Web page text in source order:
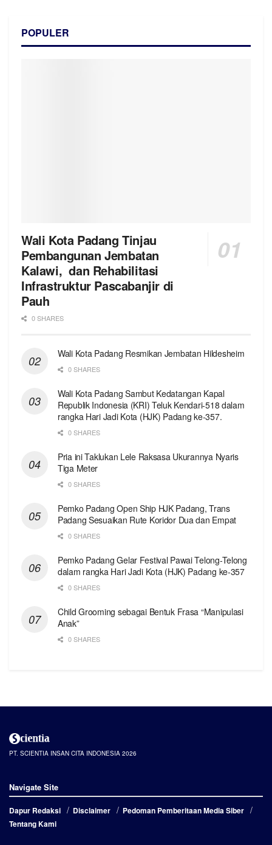
POPULER
Wali Kota Padang Tinjau
Pembangunan Jembatan
Kalawi, dan Rehabilitasi
Infrastruktur Pascabanjir di
Pauh
0 SHARES
Wali Kota Padang Resmikan Jembatan Hildesheim
0 SHARES
Wali Kota Padang Sambut Kedatangan Kapal
Republik Indonesia (KRI) Teluk Kendari-518 dalam
rangka Hari Jadi Kota (HJK) Padang ke-357.
0 SHARES
Pria ini Taklukan Lele Raksasa Ukurannya Nyaris
Tiga Meter
0 SHARES
Pemko Padang Open Ship HJK Padang, Trans
Padang Sesuaikan Rute Koridor Dua dan Empat
0 SHARES
Pemko Padang Gelar Festival Pawai Telong-Telong
dalam rangka Hari Jadi Kota (HJK) Padang ke-357
0 SHARES
Child Grooming sebagai Bentuk Frasa “Manipulasi
Anak”
0 SHARES
PT. SCIENTIA INSAN CITA INDONESIA 2026
Navigate Site
Dapur Redaksi Disclaimer
Pedoman Pemberitaan Media Siber
Tentang Kami